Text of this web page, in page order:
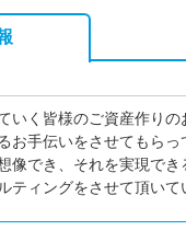
いく皆様のご資産作り
お手伝いをさせてもらっ
像でき、それを実現でき
ティングをさせて頂いて